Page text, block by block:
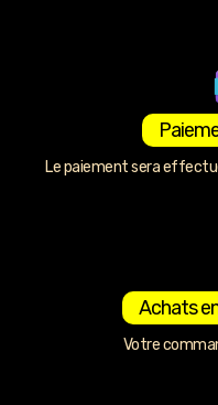
Le paiement sera
Achats
Votre